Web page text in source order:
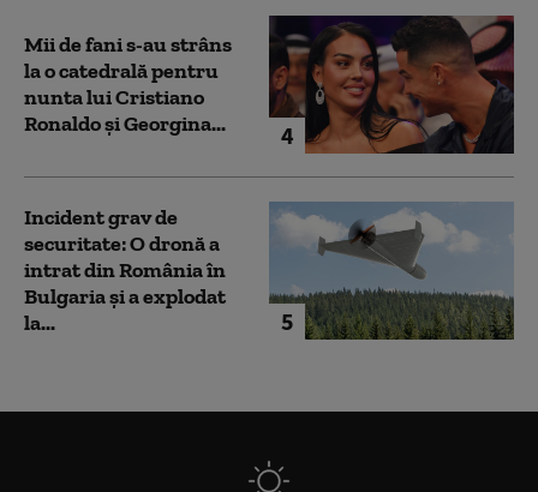
4
Mii de fani s-au strâns
la o catedrală pentru
nunta lui Cristiano
Ronaldo şi Georgina...
5
Incident grav de
securitate: O dronă a
intrat din România în
Bulgaria şi a explodat
la...